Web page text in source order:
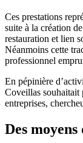
Ces prestations
suite à la création
restauration et lien
Néanmoins cette
professionnel
En pépinière
Coveillas souhaitait
entreprises,
Des